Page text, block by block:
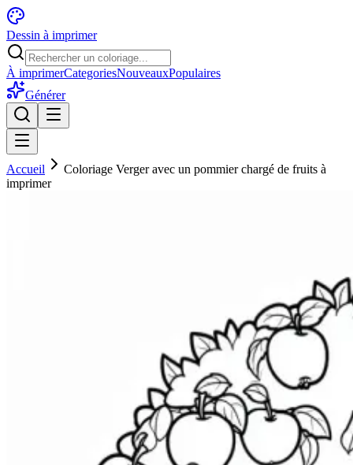
Dessin à imprimer
À imprimerCategoriesNouveauxPopulaires
Générer
Accueil
Coloriage Verger avec un pommier chargé de fruits à
imprimer